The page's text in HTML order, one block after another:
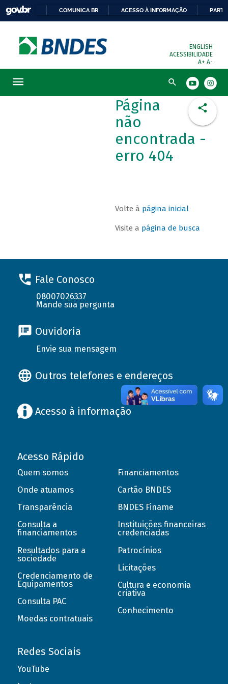
COMUNICA BR ACESSO À INFORMAÇÃO
ENGLISH
ACESSIBILIDADE
A+ A-
Busca
Página
não
encontrada -
erro 404
Volte à página inicial
Visite a página de busca
Fale Conosco
08007026337
Mande sua pergunta
Ouvidoria
Envie sua mensagem
Outros telefones e endereços
Acesso à informação
Acesso Rápido
Quem somos
Onde atuamos
Transparência
Consulta a
financiamentos
Resultados para a
sociedade
Credenciamento de
Equipamentos
Consulta PAC
Moedas contratuais
Financiamentos
Cartão BNDES
BNDES Finame
Instituições financeiras
credenciadas
Patrocínios
Licitações
Cultura e economia
criativa
Conhecimento
Redes Sociais
YouTube